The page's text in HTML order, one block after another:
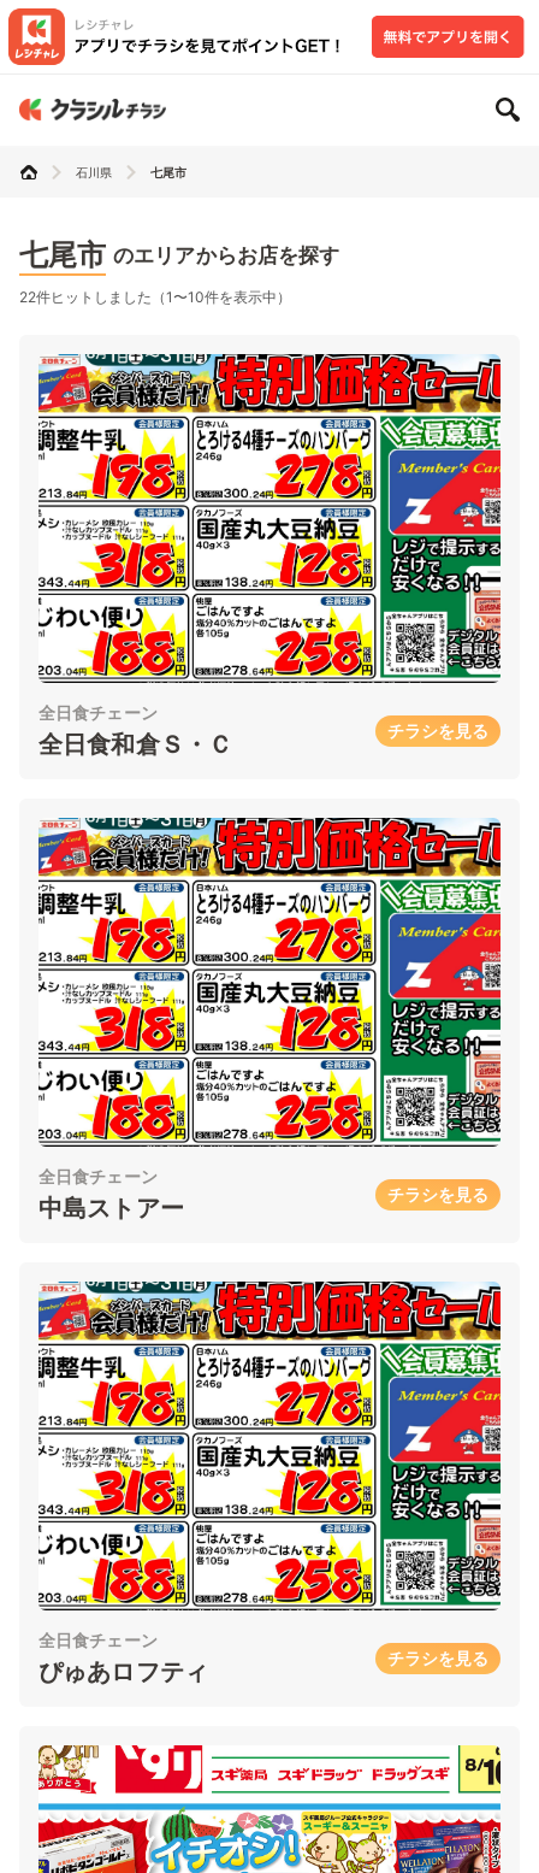
石川県 七尾市
七尾市 のエリアからお店を探す
22件ヒットしました（1〜10件を表示中）
全日食チェーン
全日食和倉Ｓ・Ｃ チラシを見る
全日食チェーン
中島ストアー チラシを見る
全日食チェーン
ぴゅあロフティ チラシを見る